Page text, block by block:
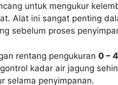
untuk mengukur
Alat ini sangat penting
sebelum proses
rentang pengukuran 0 –
kadar air jagung
selama penyimpanan.